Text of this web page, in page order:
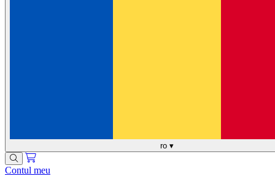
ro ▾
Contul meu